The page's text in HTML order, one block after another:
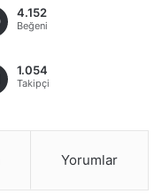
4.152
Beğeni
1.054
Takipçi
Yorumlar